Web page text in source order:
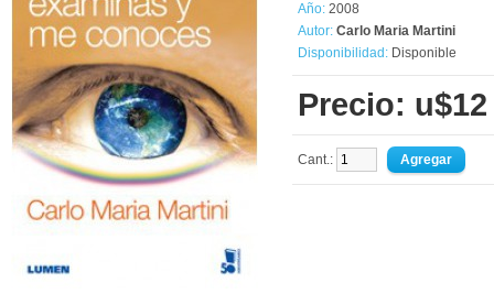
Año: 2008
Autor: Carlo Maria Martini
Disponibilidad: Disponible
Precio: u$12
Cant.: